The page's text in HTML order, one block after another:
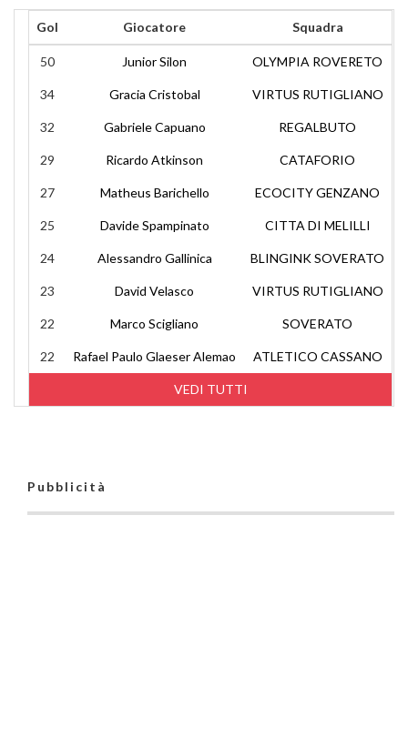
Gol Giocatore Squadra
VEDI TUTTI
50 Junior Silon OLYMPIA ROVERETO
34 Gracia Cristobal VIRTUS RUTIGLIANO
32 Gabriele Capuano REGALBUTO
29 Ricardo Atkinson CATAFORIO
27 Matheus Barichello ECOCITY GENZANO
25 Davide Spampinato CITTA DI MELILLI
24 Alessandro Gallinica BLINGINK SOVERATO
23 David Velasco VIRTUS RUTIGLIANO
22 Marco Scigliano SOVERATO
22 Rafael Paulo Glaeser Alemao ATLETICO CASSANO
Pubblicità